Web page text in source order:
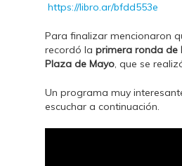
https://libro.ar/bfdd553e
Para finalizar mencionaron
recordó laprimera ronda de
Plaza de Mayo, que se
Un programa muy
escuchar a continuación.